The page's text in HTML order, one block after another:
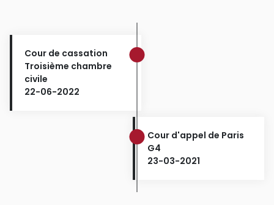
Cour de cassation
Troisième chambre
civile
22-06-2022
Cour d'appel de Paris
G4
23-03-2021